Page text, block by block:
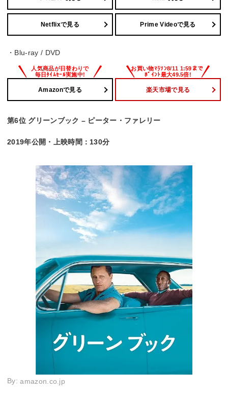
Netflixで見る Prime Videoで見る
・Blu-ray / DVD
Amazonで見る 楽天市場で見る
第6位 グリーンブック – ピーター・ファレリー
2019年公開・上映時間：130分
By:amazon.co.jp